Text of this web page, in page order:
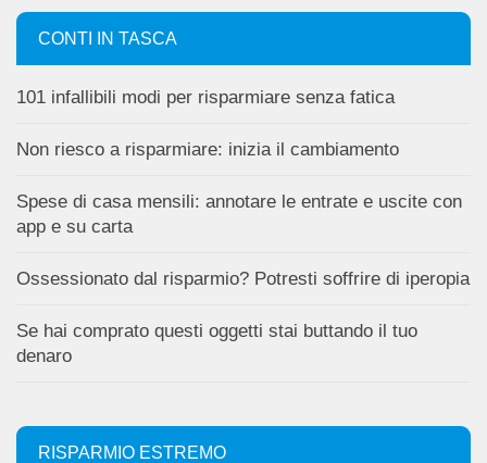
CONTI IN TASCA
101 infallibili modi per risparmiare senza fatica
Non riesco a risparmiare: inizia il cambiamento
Spese di casa mensili: annotare le entrate e uscite con
app e su carta
Ossessionato dal risparmio? Potresti soffrire di iperopia
Se hai comprato questi oggetti stai buttando il tuo
denaro
RISPARMIO ESTREMO